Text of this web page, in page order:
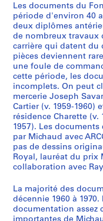
a
r
c
h
i
t
e
c
t
e
,
1
9
4
-
1
9
Les documents du
période d'environ 40
deux diplômes
de nombreux travaux
carrière qui datent du
pièces deviennent
une foule de
cette période, les
incomplets. On peut
mercerie Joseph
Cartier (v. 1959-1960)
résidence Charette (v.
1957). Les
par Michaud avec
pas de dessins
Royal, lauréat du prix
collaboration avec
La majorité des
décennie 1960 à
documentation assez